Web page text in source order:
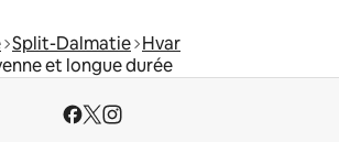
Split-Dalmatie Hvar
et longue durée